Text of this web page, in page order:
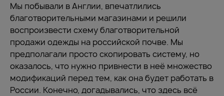
Мы побывали в Англии, впечатлились
благотворительными магазинами и решили
воспроизвести схему благотворительной
продажи одежды на российской почве. Мы
предполагали просто скопировать систему, но
оказалось, что нужно привнести в неё множество
модификаций перед тем, как она будет работать в
России. Конечно, догадывались, что здесь всё